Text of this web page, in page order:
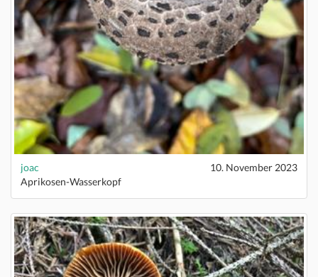
joac
10. November 2023
Aprikosen-Wasserkopf